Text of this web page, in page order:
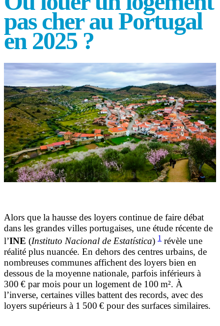
pas cher au Portugal
en 2025 ?
Alors que la hausse des loyers continue de faire débat
dans les grandes villes portugaises, une étude récente de
l’INE (Instituto Nacional de Estatística) 1 révèle une
réalité plus nuancée. En dehors des centres urbains, de
nombreuses communes affichent des loyers bien en
dessous de la moyenne nationale, parfois inférieurs à
300 € par mois pour un logement de 100 m². À
l’inverse, certaines villes battent des records, avec des
loyers supérieurs à 1 500 € pour des surfaces similaires.